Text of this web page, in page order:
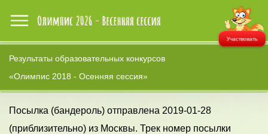
Участвовать
Результаты образовательных конкурсов
«Олимпис 2018 - Осенняя сессия»
Посылка (бандероль) отправлена 2019-01-28
(приблизительно) из Москвы. Трек номер посылки